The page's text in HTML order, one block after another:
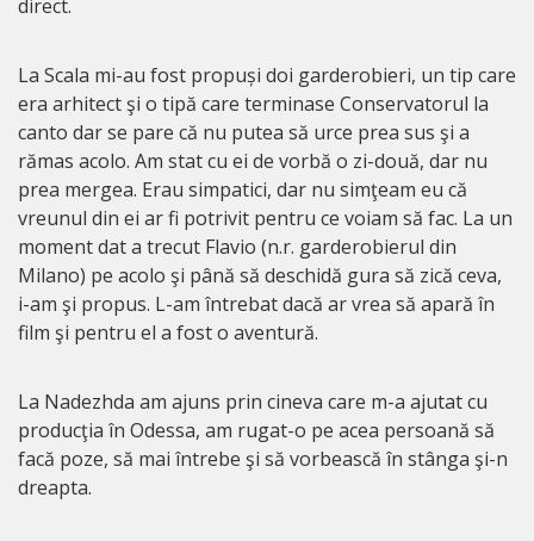
direct.
La Scala mi-au fost propuși doi garderobieri, un tip care
era arhitect şi o tipă care terminase Conservatorul la
canto dar se pare că nu putea să urce prea sus şi a
rămas acolo. Am stat cu ei de vorbă o zi-două, dar nu
prea mergea. Erau simpatici, dar nu simţeam eu că
vreunul din ei ar fi potrivit pentru ce voiam să fac. La un
moment dat a trecut Flavio (n.r. garderobierul din
Milano) pe acolo şi până să deschidă gura să zică ceva,
i-am şi propus. L-am întrebat dacă ar vrea să apară în
film şi pentru el a fost o aventură.
La Nadezhda am ajuns prin cineva care m-a ajutat cu
producţia în Odessa, am rugat-o pe acea persoană să
facă poze, să mai întrebe şi să vorbească în stânga şi-n
dreapta.